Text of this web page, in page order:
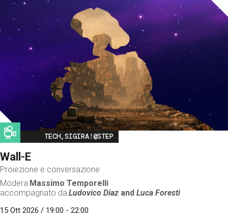
Image
TECH,SIGIRA!@STEP
Wall-E
Proiezione e conversazione
Modera Massimo Temporelli
accompagnato da Ludovico Diaz andLuca Foresti
15 Ott 2026 / 19:00 - 22:00